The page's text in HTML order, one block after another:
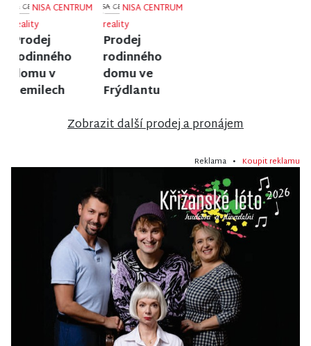
NISA CENTRUM
reality
Prodej
bungalovu v
anglosaském
stylu u zámku
NISA CENTRUM
reality
Prodej
rodinného
domu v
Poniklé
Zobrazit další prodej a pronájem
Reklama • Koupit reklamu